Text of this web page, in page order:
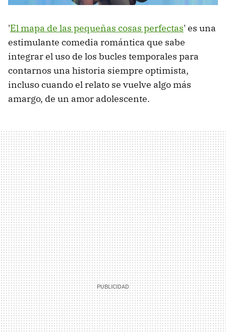
'El mapa de las pequeñas cosas perfectas' es una
estimulante comedia romántica que sabe
integrar el uso de los bucles temporales para
contarnos una historia siempre optimista,
incluso cuando el relato se vuelve algo más
amargo, de un amor adolescente.